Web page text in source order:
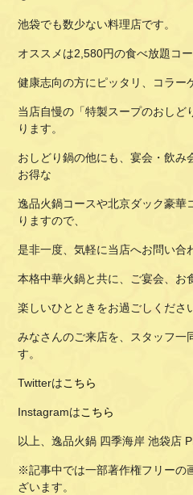
池袋でも数少ない料理店です。
オススメは2,580円の食べ放題コー
健康志向の方にピッタリ、コラー
当店自慢の「特製スープのおしど
ります。
おしどり鍋の他にも、宴会・飲み
お得な
逸品火鍋コースや北京ダック豪華
りますので、
是非一度、気軽に当店へお問い合
本格中華火鍋と共に、ご宴会、お
楽しいひとときをお過ごしくださ
みなさんのご来店を、スタッフ一
す。
Twitterはこちら
Instagramはこちら
以上、逸品火鍋 四季海岸 池袋店
※記事中では一部著作権フリーの
ざいます。